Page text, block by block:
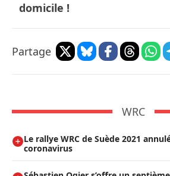
domicile !
Partage
WRC
Le rallye WRC de Suède 2021
coronavirus